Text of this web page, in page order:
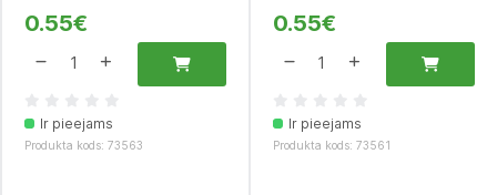
0.55€
Ir pieejams
Produkta kods: 73563
0.55€
Ir pieejams
Produkta kods: 73561